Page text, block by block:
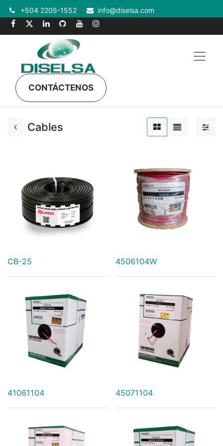
+504 2205-1552 info@diselsa.com
CONTÁCTENOS
Cables
CB-25 4506104W
41061104 45071104